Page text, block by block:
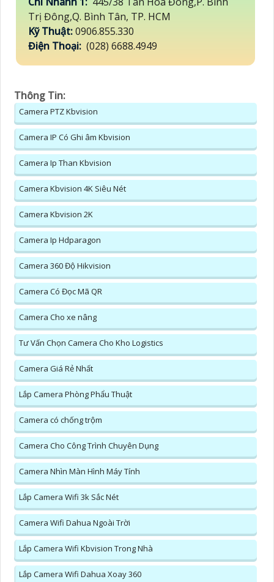
Trị Đông,Q. Bình Tân, TP. HCM
Kỹ Thuật:0906.855.330
Điện Thoại: (028) 6688.4949
Thông Tin:
Camera PTZ Kbvision
Camera IP Có Ghi âm Kbvision
Camera Ip Than Kbvision
Camera Kbvision 4K Siêu Nét
Camera Kbvision 2K
Camera Ip Hdparagon
Camera 360 Độ Hikvision
Camera Có Đọc Mã QR
Camera Cho xe nâng
Tư Vấn Chọn Camera Cho Kho Logistics
Camera Giá Rẻ Nhất
Lắp Camera Phòng Phẩu Thuật
Camera có chống trộm
Camera Cho Công Trình Chuyên Dụng
Camera Nhìn Màn Hình Máy Tính
Lắp Camera Wifi 3k Sắc Nét
Camera Wifi Dahua Ngoài Trời
Lắp Camera Wifi Kbvision Trong Nhà
Lắp Camera Wifi Dahua Xoay 360